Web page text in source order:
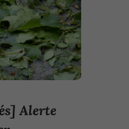
Alerte